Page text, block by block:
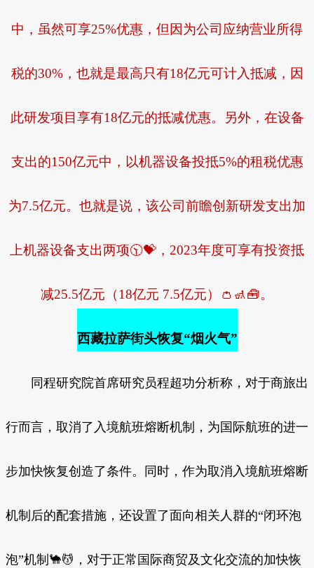
中，虽然可享25%优惠，但因为公司应纳营业所得
税的30%，也就是最高只有18亿元可计入抵减，因
此研发项目享有18亿元的抵减优惠。另外，在设备
支出的150亿元中，以机器设备投抵5%的租税优惠
为7.5亿元。也就是说，该公司前瞻创新研发支出加
上机器设备支出两项🕥💝，2023年度可享有投资抵
减25.5亿元（18亿元 7.5亿元）👛🚮🧰。
西藏拉萨街头恢复“烟火气”
同程研究院首席研究员程超功分析称，对于商旅出
行而言，取消了入境航班熔断机制，为国际航班的进一
步加快恢复创造了条件。同时，作为取消入境航班熔断
机制后的配套措施，还设置了面向相关人群的“闭环泡
泡”机制🐪💆，对于正常国际商贸及文化交流的加快恢